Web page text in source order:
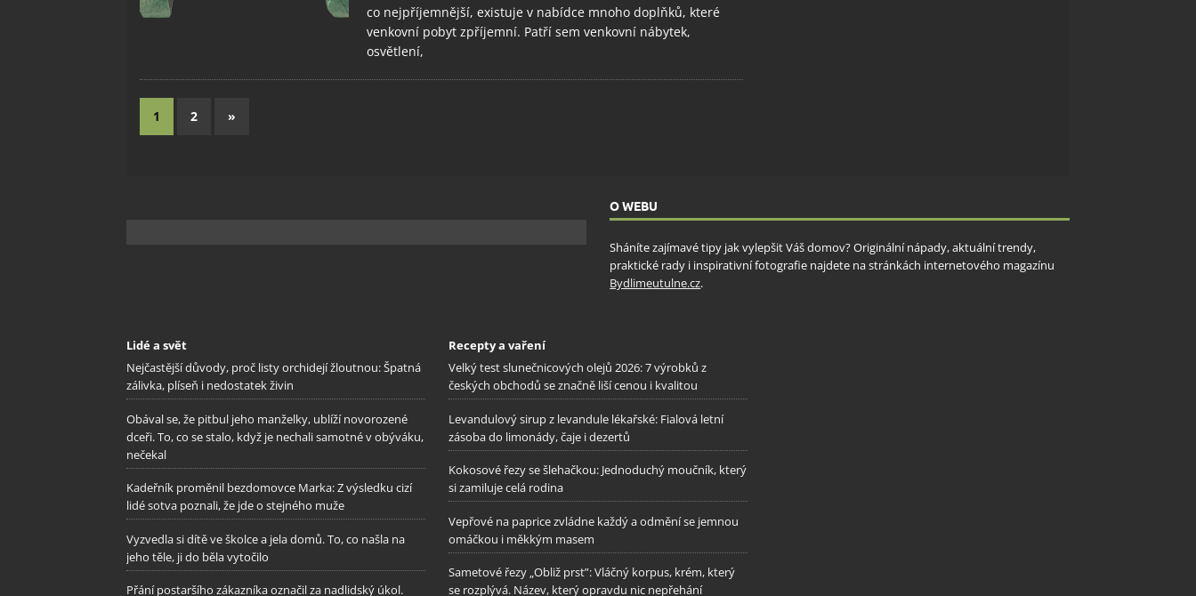
co nejpříjemnější, existuje v nabídce mnoho doplňků, které
venkovní pobyt zpříjemní. Patří sem venkovní nábytek,
osvětlení,
1 2 »
O WEBU
Sháníte zajímavé tipy jak vylepšit Váš domov? Originální nápady, aktuální trendy,
praktické rady i inspirativní fotografie najdete na stránkách internetového magazínu
Bydlimeutulne.cz.
Lidé a svět
Nejčastější důvody, proč listy orchidejí žloutnou: Špatná
zálivka, plíseň i nedostatek živin
Obával se, že pitbul jeho manželky, ublíží novorozené
dceři. To, co se stalo, když je nechali samotné v obýváku,
nečekal
Kadeřník proměnil bezdomovce Marka: Z výsledku cizí
lidé sotva poznali, že jde o stejného muže
Vyzvedla si dítě ve školce a jela domů. To, co našla na
jeho těle, ji do běla vytočilo
Přání postaršího zákazníka označil za nadlidský úkol.
Recepty a vaření
Velký test slunečnicových olejů 2026: 7 výrobků z
českých obchodů se značně liší cenou i kvalitou
Levandulový sirup z levandule lékařské: Fialová letní
zásoba do limonády, čaje i dezertů
Kokosové řezy se šlehačkou: Jednoduchý moučník, který
si zamiluje celá rodina
Vepřové na paprice zvládne každý a odmění se jemnou
omáčkou i měkkým masem
Sametové řezy „Obliž prst”: Vláčný korpus, krém, který
se rozplývá. Název, který opravdu nic nepřehání